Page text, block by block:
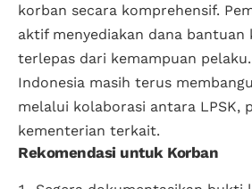
korban secara komprehensif.
aktif menyediakan dana bantuan
terlepas dari kemampuan pelaku.
Indonesia masih terus
melalui kolaborasi antara LPSK,
kementerian terkait.
Rekomendasi untuk Korban